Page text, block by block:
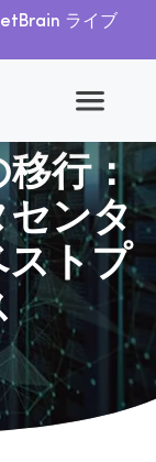
ライブ
行：
ンタ
トプ